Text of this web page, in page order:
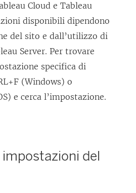
Cloud e Tableau
disponibili dipendono
del sito e dall’utilizzo di
Server. Per trovare
specifica di
(Windows) o
e cerca l’impostazione.
del